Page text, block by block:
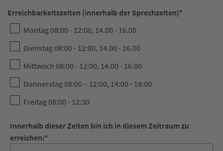
Erreichbarkeitszeiten (innerhalb der Sprechzeiten)*
Montag 08:00 - 12:00, 14.00 - 16.00
Dienstag 08:00 - 12:00, 14.00 - 16.00
Mittwoch 08:00 - 12:00, 14.00 - 16.00
Donnerstag 08:00 – 12:00, 14:00 - 18:00
Freitag 08:00 - 12:30
Innerhalb dieser Zeiten bin ich in diesem Zeitraum zu
erreichen:*